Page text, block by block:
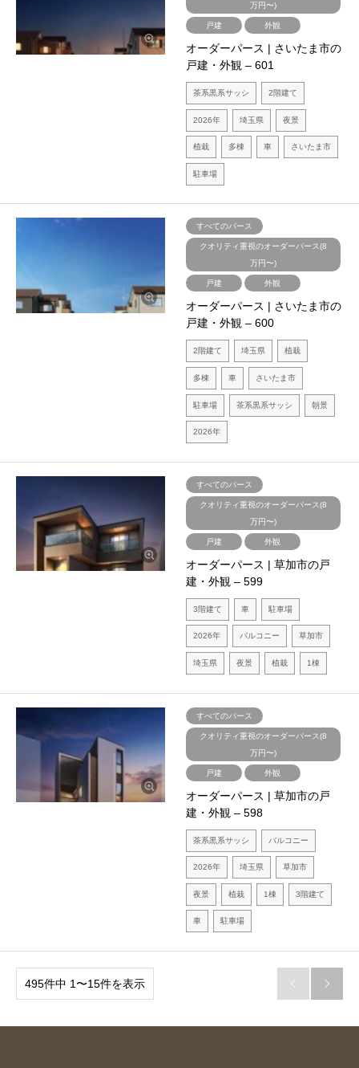
万円〜)
戸建 外観
オーダーパース | さいたま市の
戸建・外観 – 601
茶系黒系サッシ 2階建て
2026年 埼玉県 夜景
植栽 多棟 車 さいたま市
駐車場
すべてのパース
クオリティ重視のオーダーパース(8
万円〜)
戸建 外観
オーダーパース | さいたま市の
戸建・外観 – 600
2階建て 埼玉県 植栽
多棟 車 さいたま市
駐車場 茶系黒系サッシ 朝景
2026年
すべてのパース
クオリティ重視のオーダーパース(8
万円〜)
戸建 外観
オーダーパース | 草加市の戸
建・外観 – 599
3階建て 車 駐車場
2026年 バルコニー 草加市
埼玉県 夜景 植栽 1棟
すべてのパース
クオリティ重視のオーダーパース(8
万円〜)
戸建 外観
オーダーパース | 草加市の戸
建・外観 – 598
茶系黒系サッシ バルコニー
2026年 埼玉県 草加市
夜景 植栽 1棟 3階建て
車 駐車場
495件中 1〜15件を表示  